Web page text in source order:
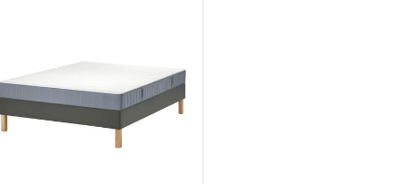
션: LYNGÖR 뤼니에르, 디반침대, 베스테뢰위 매우 단단함/라이트블루 다
션: LYNGÖR 뤼니에르, 디반침대, 복스트란다 단단함/라이트블루 다크그